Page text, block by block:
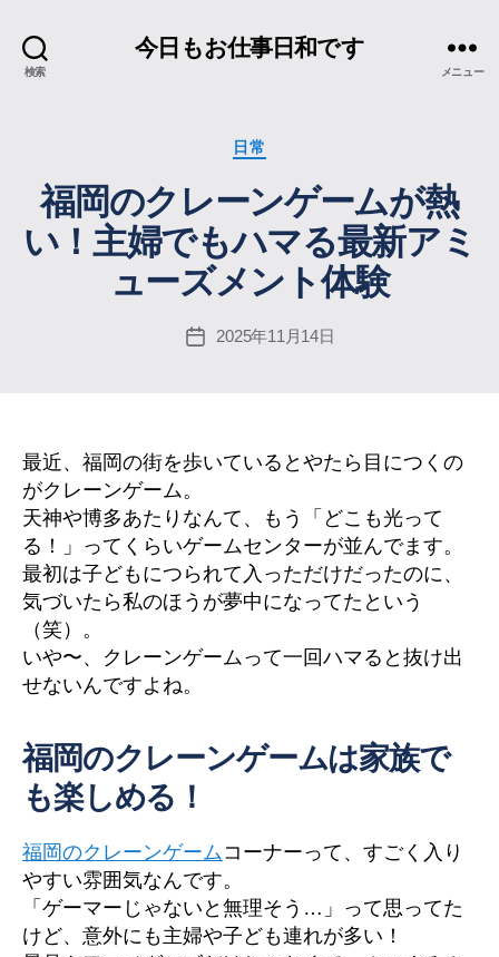
検索
今日もお仕事日和です
メニュー
カ
ゴ
リ
ー
日常
福岡のクレーンゲームが熱
い！主婦でもハマる最新アミ
ューズメント体験
投
2025年11月14日
最近、福岡の街を歩いているとやたら目につくの
がクレーンゲーム。
天神や博多あたりなんて、もう「どこも光って
る！」ってくらいゲームセンターが並んでます。
最初は子どもにつられて入っただけだったのに、
気づいたら私のほうが夢中になってたという
（笑）。
いや〜、クレーンゲームって一回ハマると抜け出
せないんですよね。
福岡のクレーンゲームは家族で
も楽しめる！
福岡のクレーンゲーム コーナーって、すごく入り
やすい雰囲気なんです。
「ゲーマーじゃないと無理そう…」って思ってた
けど、意外にも主婦や子ども連れが多い！